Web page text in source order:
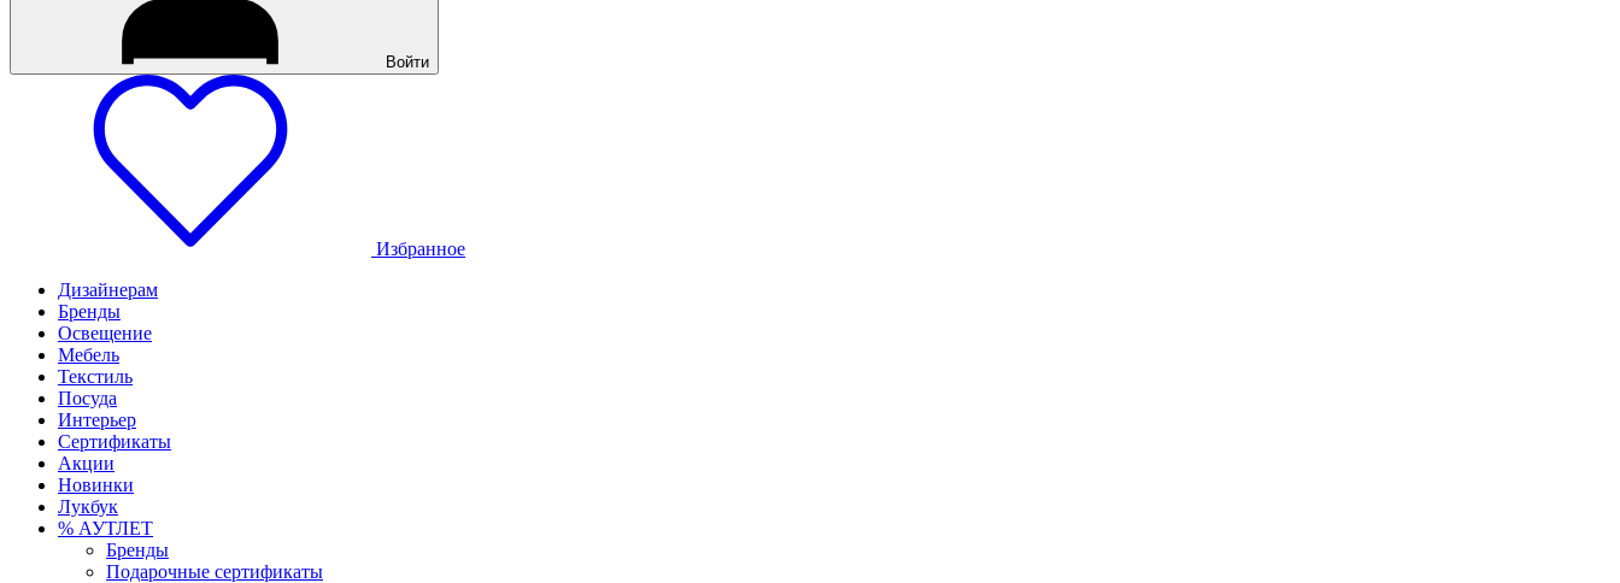
Войти
Избранное
Дизайнерам
Бренды
Освещение
Мебель
Текстиль
Посуда
Интерьер
Сертификаты
Акции
Новинки
Лукбук
% АУТЛЕТ
Бренды
Подарочные сертификаты